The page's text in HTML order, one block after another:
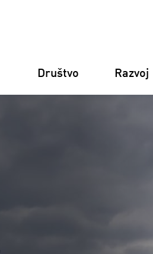
Njemačka
Društvo Razvoj